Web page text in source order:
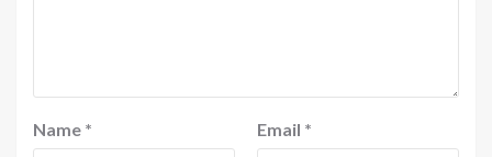
Name * Email *